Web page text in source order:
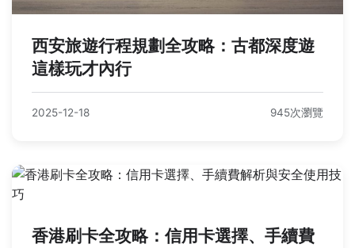
西安旅遊行程規劃全攻略：古都深度遊
這樣玩才內行
2025-12-18 945次瀏覽
香港刷卡全攻略：信用卡選擇、手續費